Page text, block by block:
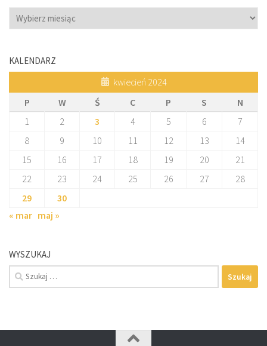
Archiwum
KALENDARZ
kwiecień 2024
P
W Ś C P S
N
1
2 3 4 5 6
7
8
9 10 11 12 13
14
15
16 17 18 19 20
21
22
23 24 25 26 27
28
29
30
« mar maj »
WYSZUKAJ
Szukaj: